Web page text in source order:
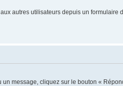
autres utilisateurs depuis un formulaire
message, cliquez sur le bouton «